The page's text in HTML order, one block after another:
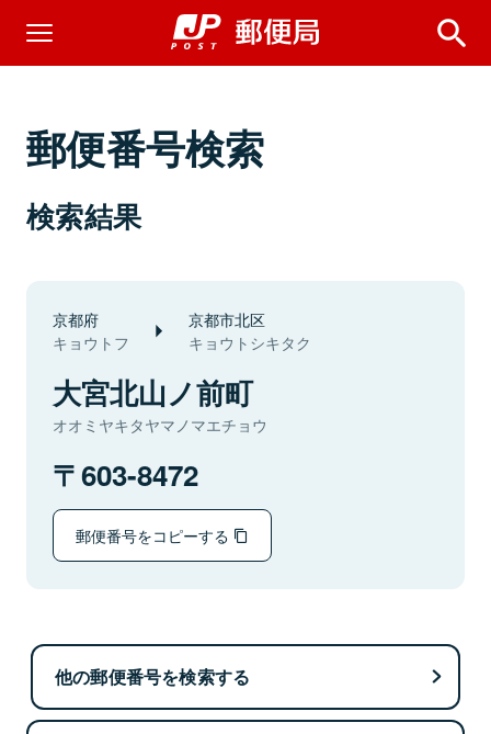
郵便番号検索
検索結果
京都府
キョウトフ
京都市北区
キョウトシキタク
大宮北山ノ前町
オオミヤキタヤマノマエチョウ
603-8472
郵便番号をコピーする
他の郵便番号を検索する